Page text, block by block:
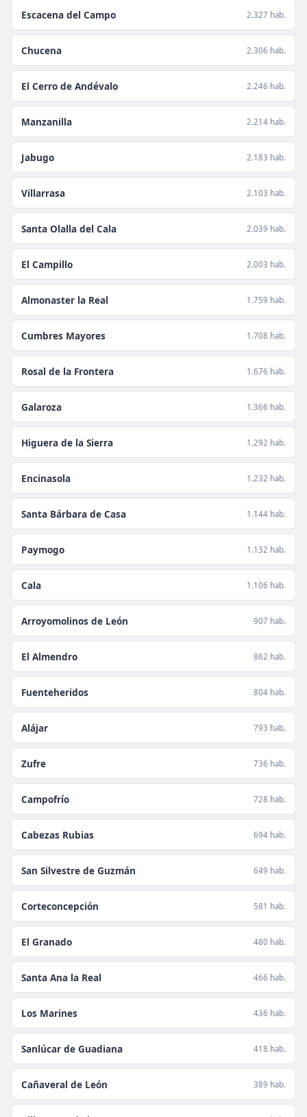
Escacena del Campo 2.327 hab.
Chucena 2.306 hab.
El Cerro de Andévalo 2.246 hab.
Manzanilla 2.214 hab.
Jabugo 2.183 hab.
Villarrasa 2.103 hab.
Santa Olalla del Cala 2.039 hab.
El Campillo 2.003 hab.
Almonaster la Real 1.759 hab.
Cumbres Mayores 1.708 hab.
Rosal de la Frontera 1.676 hab.
Galaroza 1.366 hab.
Higuera de la Sierra 1.292 hab.
Encinasola 1.232 hab.
Santa Bárbara de Casa 1.144 hab.
Paymogo 1.132 hab.
Cala 1.106 hab.
Arroyomolinos de León 907 hab.
El Almendro 862 hab.
Fuenteheridos 804 hab.
Alájar 793 hab.
Zufre 736 hab.
Campofrío 728 hab.
Cabezas Rubias 694 hab.
San Silvestre de Guzmán 649 hab.
Corteconcepción 581 hab.
El Granado 480 hab.
Santa Ana la Real 466 hab.
Los Marines 436 hab.
Sanlúcar de Guadiana 418 hab.
Cañaveral de León 389 hab.